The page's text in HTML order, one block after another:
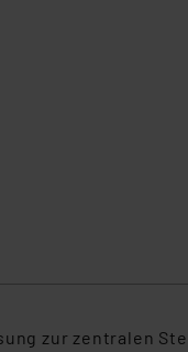
zur zentralen